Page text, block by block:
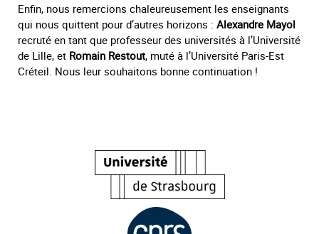
Enfin, nous remercions chaleureusement les enseignants
qui nous quittent pour d’autres horizons : Alexandre Mayol
recruté en tant que professeur des universités à l’Université
de Lille, et Romain Restout, muté à l’Université Paris-Est
Créteil. Nous leur souhaitons bonne continuation !